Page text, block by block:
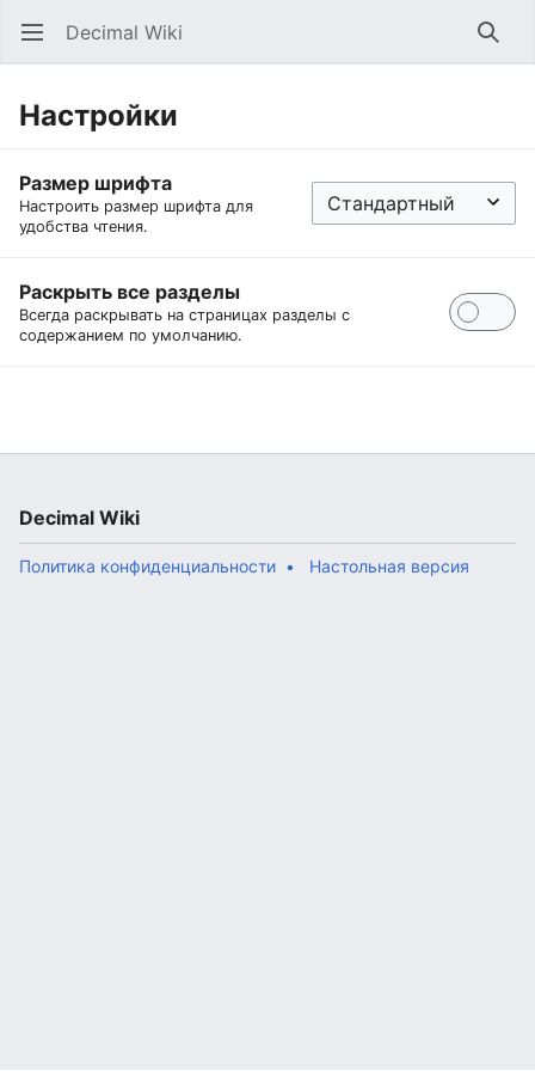
Открыть главное меню Decimal Wiki Найти
Настройки
Размер шрифта
Настроить размер шрифта для
удобства чтения.
Раскрыть все разделы
Всегда раскрывать на страницах разделы с
содержанием по умолчанию.
Decimal Wiki
Политика конфиденциальности Настольная версия